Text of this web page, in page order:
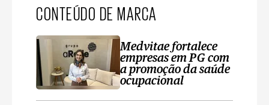
CONTEÚDO DE MARCA
Medvitae fortalece
empresas em PG com
a promoção da saúde
ocupacional